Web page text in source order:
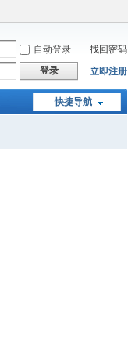
自动登录
找回密码
登录 立即注册
快捷导航